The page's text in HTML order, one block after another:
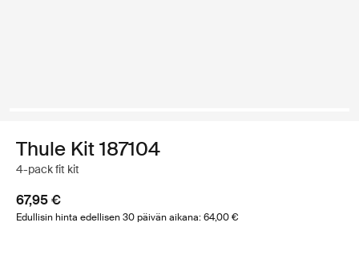
Thule Kit 187104
4-pack fit kit
67,95 €
Edullisin hinta edellisen 30 päivän aikana: 64,00 €